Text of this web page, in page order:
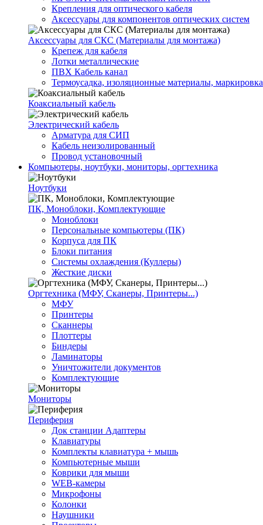
Крепления для оптического кабеля
Аксессуары для компонентов оптических систем
Аксессуары для СКС (Материалы для монтажа)
Крепеж для кабеля
Лотки металлические
ПВХ Кабель канал
Термоусадка, изоляционные материалы, маркировка
Коаксиальный кабель
Электрический кабель
Арматура для СИП
Кабель неизолированный
Провод установочный
Компьютеры, ноутбуки, мониторы, оргтехника
Ноутбуки
ПК, Моноблоки, Комплектующие
Моноблоки
Персональные компьютеры (ПК)
Корпуса для ПК
Блоки питания
Системы охлаждения (Куллеры)
Жесткие диски
Оргтехника (МФУ, Сканеры, Принтеры...)
МФУ
Принтеры
Сканнеры
Плоттеры
Биндеры
Ламинаторы
Уничтожители документов
Комплектующие
Мониторы
Периферия
Док станции Адаптеры
Клавиатуры
Комплекты клавиатура + мышь
Компьютерные мыши
Коврики для мыши
WEB-камеры
Микрофоны
Колонки
Наушники